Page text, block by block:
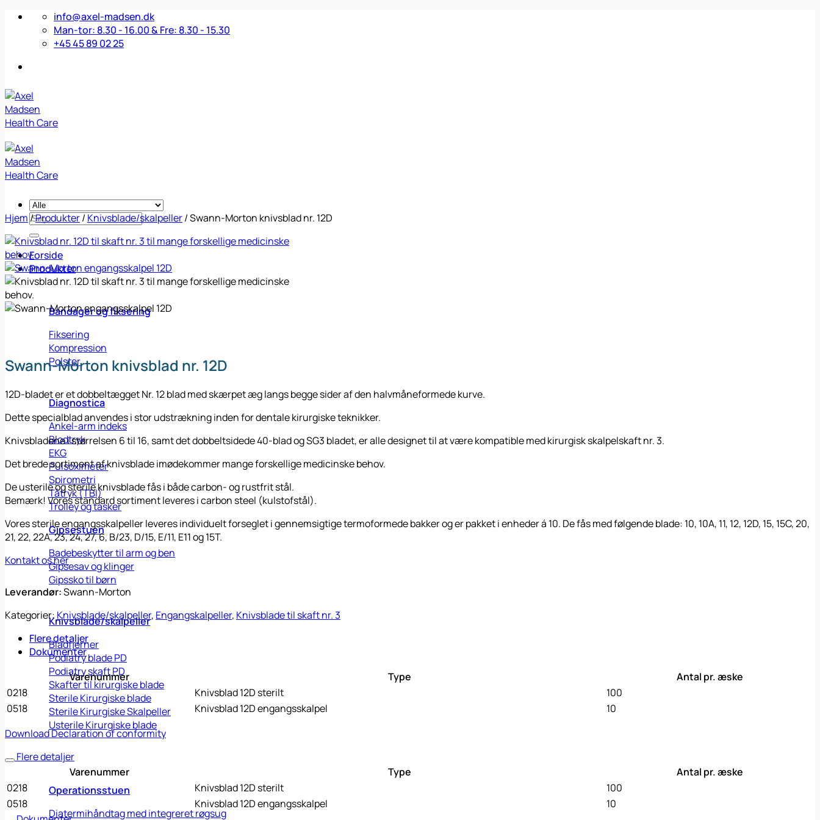
Fortsæt
info@axel-madsen.dk
Man-tor: 8.30 - 16.00 & Fre: 8.30 - 15.30
+45 45 89 02 25
Søg
efter:
Forside
Produkter
Bandager og fiksering
Fiksering
Kompression
Polster
Diagnostica
Ankel-arm indeks
Blodtryk
EKG
Pulsoximeter
Spirometri
Tåtryk (TBI)
Trolley og tasker
Gipsestuen
Badebeskytter til arm og ben
Gipsesav og klinger
Gipssko til børn
Knivsblade/skalpeller
Bladfjerner
Podiatry blade PD
Podiatry skaft PD
Skafter til kirurgiske blade
Sterile Kirurgiske blade
Sterile Kirurgiske Skalpeller
Usterile Kirurgiske blade
Operationsstuen
Diatermihåndtag med integreret røgsug
Hjem /Produkter/ Knivsblade/skalpeller/Swann-Morton knivsblad nr. 12D
Swann-Morton knivsblad nr. 12D
12D-bladet er et dobbeltægget Nr. 12 blad med skærpet æg langs begge sider af den halvmåneformede kurve.
Dette specialblad anvendes i stor udstrækning inden for dentale kirurgiske teknikker.
Knivsbladene i størrelsen 6 til 16, samt det dobbeltsidede 40-blad og SG3 bladet, er alle designet til at være kompatible med kirurgisk skalpelskaft nr. 3.
Det brede sortiment af knivsblade imødekommer mange forskellige medicinske behov.
De usterile og sterile knivsblade fås i både carbon- og rustfrit stål.
Bemærk! Vores standard sortiment leveres i carbon steel (kulstofstål).
Vores sterile engangsskalpeller leveres individuelt forseglet i gennemsigtige termoformede bakker og er pakket i enheder á 10. De fås med følgende blade: 10, 10A, 11, 12, 12D, 15, 15C, 20,
21, 22, 22A, 23, 24, 27, 6, B/23, D/15, E/11, E11 og 15T.
Kontakt os her
Leverandør:Swann-Morton
Kategorier:Knivsblade/skalpeller, Engangskalpeller, Knivsblade til skaft nr. 3
Flere detaljer
Dokumenter
Varenummer
Type
Antal pr. æske
0218
Knivsblad 12D sterilt
100
0518
Knivsblad 12D engangsskalpel
10
Download Declaration of conformity
Flere detaljer
Varenummer
Type
Antal pr. æske
0218
Knivsblad 12D sterilt
100
0518
Knivsblad 12D engangsskalpel
10